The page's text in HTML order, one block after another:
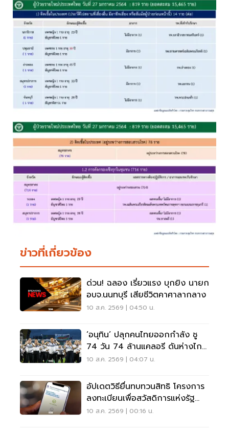
ข่าวที่เกี่ยวข้อง
ด่วน! ฉลอง เรี่ยวแรง บุกยิง นายก
อบจ.นนทบุรี เสียชีวิตคาศาลากลาง
10 ส.ค. 2569 | 04:50 น.
‘อนุทิน’ ปลุกคนไทยออกกำลัง ชู
74 วัน 74 ล้านแคลอรี ดันห่างไกล
NCDs
10 ส.ค. 2569 | 04:07 น.
อัปเดตวิธียื่นทบทวนสิทธิ โครงการ
ลงทะเบียนเพื่อสวัสดิการแห่งรัฐ
2569 เช็คที่นี่
10 ส.ค. 2569 | 00:16 น.